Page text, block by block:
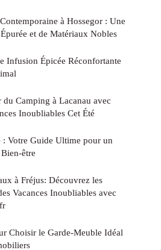
à Hossegor : Une
et de Matériaux Nobles
Infusion Épicée Réconfortante
Camping à Lacanau avec
Inoubliables Cet Été
Votre Guide Ultime pour un
être
à Fréjus: Découvrez les
Vacances Inoubliables avec
Choisir le Garde-Meuble Idéal